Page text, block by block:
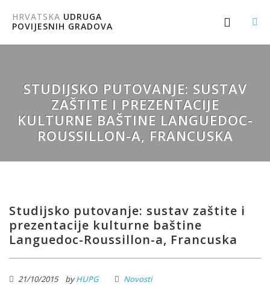
HRVATSKA UDRUGA
POVIJESNIH GRADOVA
STUDIJSKO PUTOVANJE: SUSTAV
ZAŠTITE I PREZENTACIJE
KULTURNE BAŠTINE LANGUEDOC-
ROUSSILLON-A, FRANCUSKA
Studijsko putovanje: sustav zaštite i
prezentacije kulturne baštine
Languedoc-Roussillon-a, Francuska
21/10/2015 byHUPG Novosti